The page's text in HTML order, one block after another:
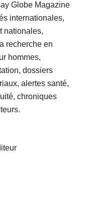
Globe Magazine
internationales,
nationales,
recherche en
hommes,
dossiers
alertes santé,
chroniques